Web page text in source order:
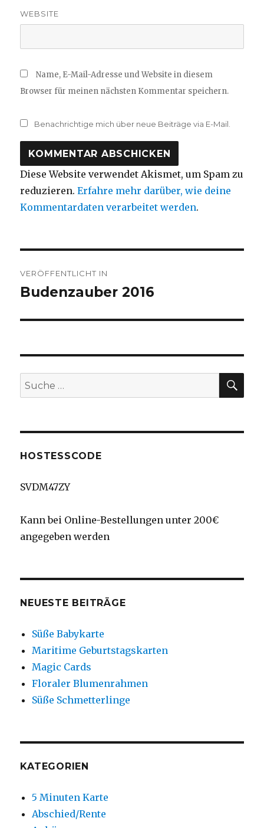
WEBSITE
Name, E-Mail-Adresse und Website in diesem
Browser für meinen nächsten Kommentar speichern.
Benachrichtige mich über neue Beiträge via E-Mail.
Diese Website verwendet Akismet, um Spam zu
reduzieren.Erfahre mehr darüber, wie deine
Kommentardaten verarbeitet werden.
VERÖFFENTLICHT IN
Budenzauber 2016
Suche
nach:
HOSTESSCODE
SVDM47ZY
Kann bei Online-Bestellungen unter 200€
angegeben werden
NEUESTE BEITRÄGE
Süße Babykarte
Maritime Geburtstagskarten
Magic Cards
Floraler Blumenrahmen
Süße Schmetterlinge
KATEGORIEN
5 Minuten Karte
Abschied/Rente